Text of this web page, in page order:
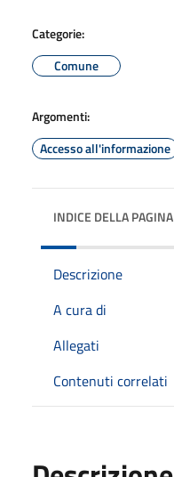
Categorie:
Comune
Argomenti:
Accesso all'informazione
INDICE DELLA PAGINA
Descrizione
A cura di
Allegati
Contenuti correlati